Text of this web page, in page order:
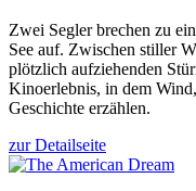
Zwei Segler brechen zu
See auf. Zwischen stiller
plötzlich aufziehenden
Kinoerlebnis, in dem
Geschichte erzählen.
zur Detailseite